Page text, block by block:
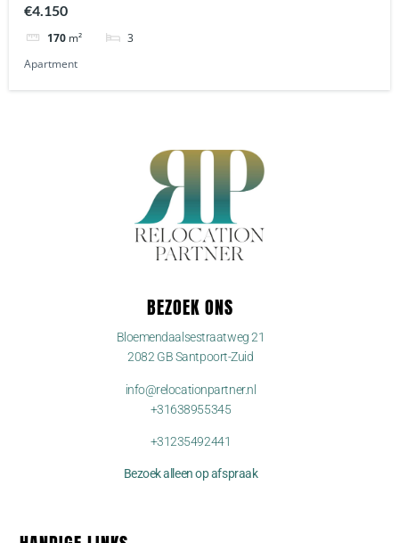
€4.150
170 m²
3
Apartment
BEZOEK ONS
Bloemendaalsestraatweg 21
2082 GB Santpoort-Zuid
info@relocationpartner.nl
+31638955345
+31235492441
Bezoek alleen op afspraak